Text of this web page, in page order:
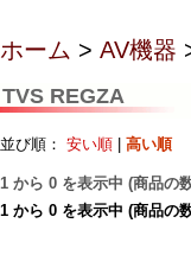
ホーム > AV機器
TVS REGZA
並び順： 安い順 高い順
1 から 0 を表示中 (商品の
1 から 0 を表示中 (商品の